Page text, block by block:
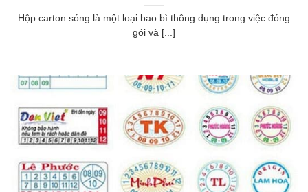
Hộp carton sóng là một loại bao bì thông dụng trong việc đóng
gói và [...]